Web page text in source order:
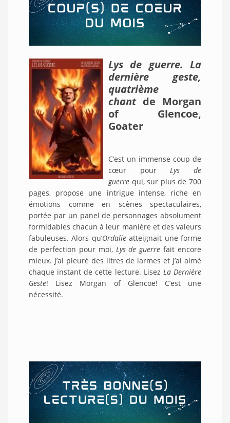
Lys de guerre. La
dernière geste,
quatrième
chant de Morgan
of Glencoe,
Goater
C’est un immense coup de
cœur pourLys de
guerre qui, sur plus de 700
pages, propose une intrigue intense, riche en
émotions comme en scènes spectaculaires,
portée par un panel de personnages absolument
formidables chacun à leur manière et des valeurs
fabuleuses. Alors qu’Ordalieatteignait une forme
de perfection pour moi, Lys de guerre fait encore
mieux. J’ai pleuré des litres de larmes et j’ai aimé
chaque instant de cette lecture. Lisez La Dernière
Geste! Lisez Morgan of Glencoe! C’est une
nécessité.